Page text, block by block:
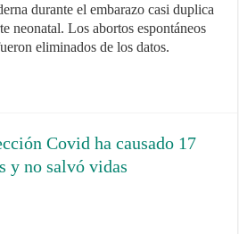
durante el embarazo casi duplica
neonatal. Los abortos espontáneos
eliminados de los datos.
Covid ha causado 17
y no salvó vidas